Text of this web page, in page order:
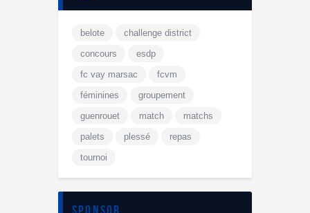
belote
challenge district
concours
esdp
fc vay marsac
fcvm
féminines
groupement
guenrouet
match
matchs
palets
plessé
repas
tournoi
sponsor